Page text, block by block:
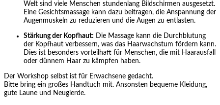
Welt sind viele Menschen stundenlang Bildschirmen ausgesetzt.
Eine Gesichtsmassage kann dazu beitragen, die Anspannung der
Augenmuskeln zu reduzieren und die Augen zu entlasten.
Stärkung der Kopfhaut: Die Massage kann die Durchblutung
der Kopfhaut verbessern, was das Haarwachstum fördern kann.
Dies ist besonders vorteilhaft für Menschen, die mit Haarausfall
oder dünnem Haar zu kämpfen haben.
Der Workshop selbst ist für Erwachsene gedacht.
Bitte bring ein großes Handtuch mit. Ansonsten bequeme Kleidung,
gute Laune und Neugierde.